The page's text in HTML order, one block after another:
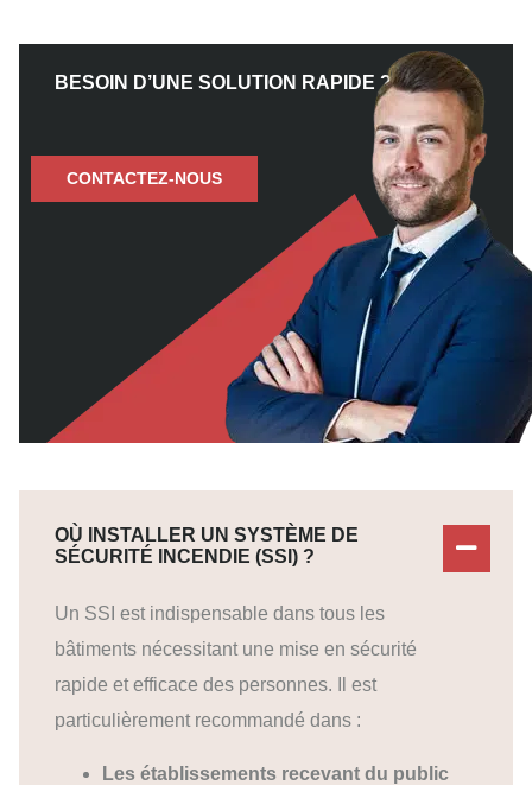
BESOIN D’UNE SOLUTION RAPIDE ?
CONTACTEZ-NOUS
OÙ INSTALLER UN SYSTÈME DE
SÉCURITÉ INCENDIE (SSI) ?
Un SSI est indispensable dans tous les
bâtiments nécessitant une mise en sécurité
rapide et efficace des personnes. Il est
particulièrement recommandé dans :
Les établissements recevant du public